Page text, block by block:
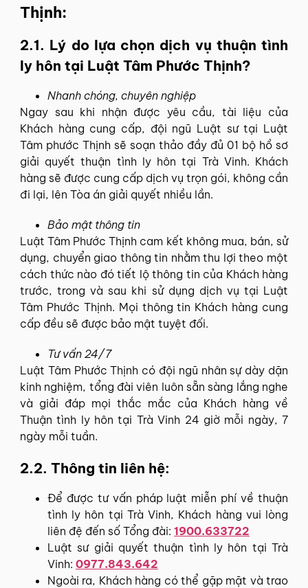
Thịnh:
2.1. Lý do lựa chọn dịch vụ thuận tình
ly hôn tại Luật Tâm Phước Thịnh?
Nhanh chóng, chuyên nghiệp
Ngay sau khi nhận được yêu cầu, tài liệu của
Khách hàng cung cấp, đội ngũ Luật sư tại Luật
Tâm phước Thịnh sẽ soạn thảo đầy đủ 01 bộ hồ sơ
giải quyết thuận tình ly hôn tại Trà Vinh. Khách
hàng sẽ được cung cấp dịch vụ trọn gói, không cần
đi lại, lên Tòa án giải quyết nhiều lần.
Bảo mật thông tin
Luật Tâm Phước Thịnh cam kết không mua, bán, sử
dụng, chuyển giao thông tin nhằm thu lợi theo một
cách thức nào đó tiết lộ thông tin của Khách hàng
trước, trong và sau khi sử dụng dịch vụ tại Luật
Tâm Phước Thịnh. Mọi thông tin Khách hàng cung
cấp đều sẽ được bảo mật tuyệt đối.
Tư vấn 24/7
Luật Tâm Phước Thịnh có đội ngũ nhân sự dày dặn
kinh nghiệm, tổng đài viên luôn sẵn sàng lắng nghe
và giải đáp mọi thắc mắc của Khách hàng về
Thuận tình ly hôn tại Trà Vinh 24 giờ mỗi ngày, 7
ngày mỗi tuần.
2.2. Thông tin liên hệ:
Để được tư vấn pháp luật miễn phí về thuận
tình ly hôn tại Trà Vinh, Khách hàng vui lòng
liên đệ đến số Tổng đài: 1900.633722
Luật sư giải quyết thuận tình ly hôn tại Trà
Vinh: 0977.843.642
Ngoài ra, Khách hàng có thể gặp mặt và trao